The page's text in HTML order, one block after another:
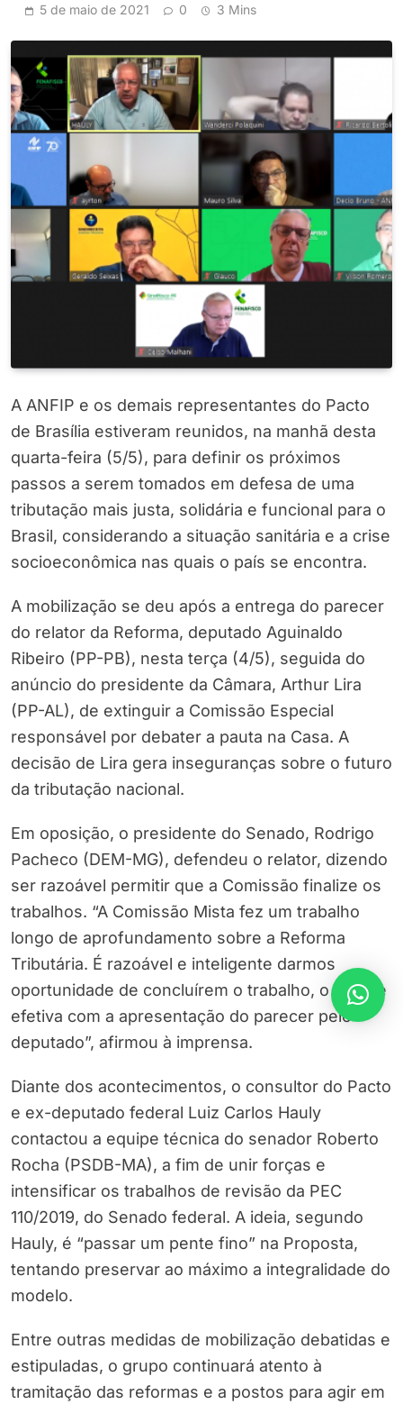
5 de maio de 2021 0 3 Mins
A ANFIP e os demais representantes do Pacto
de Brasília estiveram reunidos, na manhã desta
quarta-feira (5/5), para definir os próximos
passos a serem tomados em defesa de uma
tributação mais justa, solidária e funcional para o
Brasil, considerando a situação sanitária e a crise
socioeconômica nas quais o país se encontra.
A mobilização se deu após a entrega do parecer
do relator da Reforma, deputado Aguinaldo
Ribeiro (PP-PB), nesta terça (4/5), seguida do
anúncio do presidente da Câmara, Arthur Lira
(PP-AL), de extinguir a Comissão Especial
responsável por debater a pauta na Casa. A
decisão de Lira gera inseguranças sobre o futuro
da tributação nacional.
Em oposição, o presidente do Senado, Rodrigo
Pacheco (DEM-MG), defendeu o relator, dizendo
ser razoável permitir que a Comissão finalize os
trabalhos. “A Comissão Mista fez um trabalho
longo de aprofundamento sobre a Reforma
Tributária. É razoável e inteligente darmos
oportunidade de concluírem o trabalho, o que se
efetiva com a apresentação do parecer pelo
deputado”, afirmou à imprensa.
Diante dos acontecimentos, o consultor do Pacto
e ex-deputado federal Luiz Carlos Hauly
contactou a equipe técnica do senador Roberto
Rocha (PSDB-MA), a fim de unir forças e
intensificar os trabalhos de revisão da PEC
110/2019, do Senado federal. A ideia, segundo
Hauly, é “passar um pente fino” na Proposta,
tentando preservar ao máximo a integralidade do
modelo.
Entre outras medidas de mobilização debatidas e
estipuladas, o grupo continuará atento à
tramitação das reformas e a postos para agir em